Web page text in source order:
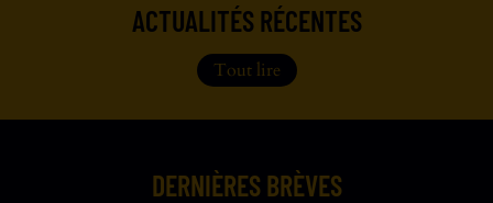
ACTUALITÉS RÉCENTES
Tout lire
DERNIÈRES BRÈVES